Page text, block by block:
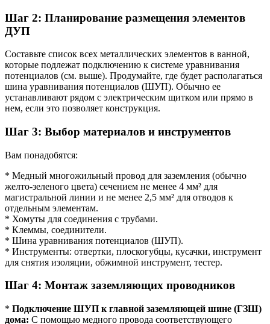
Шаг 2: Планирование размещения элементов
ДУП
Составьте список всех металлических элементов в ванной,
которые подлежат подключению к системе уравнивания
потенциалов (см. выше). Продумайте, где будет располагаться
шина уравнивания потенциалов (ШУП). Обычно ее
устанавливают рядом с электрическим щитком или прямо в
нем, если это позволяет конструкция.
Шаг 3: Выбор материалов и инструментов
Вам понадобятся:
* Медный многожильный провод для заземления (обычно
желто-зеленого цвета) сечением не менее 4 мм² для
магистральной линии и не менее 2,5 мм² для отводов к
отдельным элементам.
* Хомуты для соединения с трубами.
* Клеммы, соединители.
* Шина уравнивания потенциалов (ШУП).
* Инструменты: отвертки, плоскогубцы, кусачки, инструмент
для снятия изоляции, обжимной инструмент, тестер.
Шаг 4: Монтаж заземляющих проводников
* Подключение ШУП к главной заземляющей шине (ГЗШ)
дома: С помощью медного провода соответствующего